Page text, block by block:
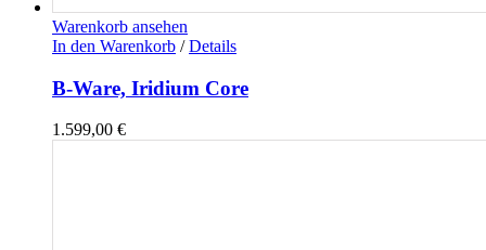
Warenkorb ansehen
In den Warenkorb / Details
B-Ware, Iridium Core
1.599,00 €